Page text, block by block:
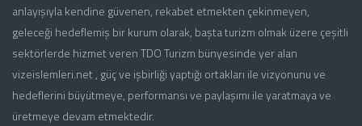
anlayışıyla kendine güvenen, rekabet etmekten çekinmeyen,
geleceği hedeflemiş bir kurum olarak, başta turizm olmak üzere çeşitli
sektörlerde hizmet veren TDO Turizm bünyesinde yer alan
vizeislemleri.net , güç ve işbirliği yaptığı ortakları ile vizyonunu ve
hedeflerini büyütmeye, performansı ve paylaşımı ile yaratmaya ve
üretmeye devam etmektedir.